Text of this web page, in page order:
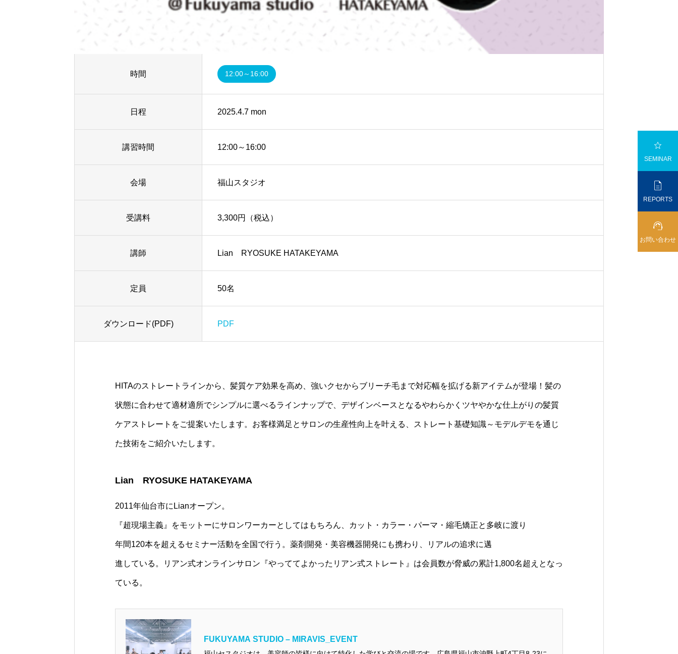
時間 12:00～16:00
日程 2025.4.7 mon
講習時間 12:00～16:00
会場 福山スタジオ
受講料 3,300円（税込）
講師 Lian RYOSUKE HATAKEYAMA
定員 50名
ダウンロード(PDF) PDF
HITAのストレートラインから、髪質ケア効果を高め、強いクセからブリーチ毛まで対応幅を拡げる新アイテムが登場！髪の
状態に合わせて適材適所でシンプルに選べるラインナップで、デザインベースとなるやわらかくツヤやかな仕上がりの髪質
ケアストレートをご提案いたします。お客様満足とサロンの生産性向上を叶える、ストレート基礎知識～モデルデモを通じ
た技術をご紹介いたします。
Lian RYOSUKE HATAKEYAMA
2011年仙台市にLianオープン。
『超現場主義』をモットーにサロンワーカーとしてはもちろん、カット・カラー・パーマ・縮毛矯正と多岐に渡り
年間120本を超えるセミナー活動を全国で行う。薬剤開発・美容機器開発にも携わり、リアルの追求に邁
進している。リアン式オンラインサロン『やっててよかったリアン式ストレート』は会員数が脅威の累計1,800名超えとなっ
ている。
FUKUYAMA STUDIO – MIRAVIS_EVENT

SEMINAR

REPORTS

お問い合わせ